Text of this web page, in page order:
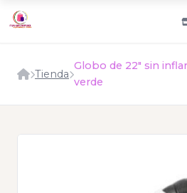
Tienda
Globo de 22" sin
verde